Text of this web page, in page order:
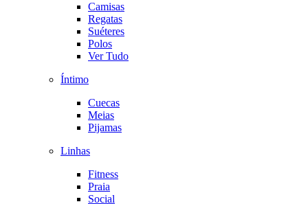
Camisas
Regatas
Suéteres
Polos
Ver Tudo
Íntimo
Cuecas
Meias
Pijamas
Linhas
Fitness
Praia
Social